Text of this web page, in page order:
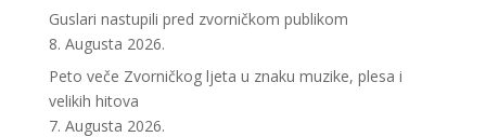
Guslari nastupili pred zvorničkom publikom
8. Augusta 2026.
Peto veče Zvorničkog ljeta u znaku muzike, plesa i
velikih hitova
7. Augusta 2026.